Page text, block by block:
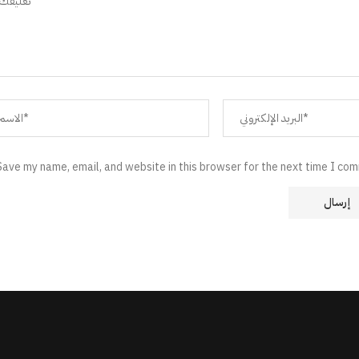
my name, email, and website in this browser for the next time I